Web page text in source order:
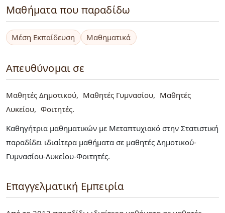
Μαθήματα που παραδίδω
Μέση Εκπαίδευση Μαθηματικά
Απευθύνομαι σε
Μαθητές Δημοτικού Μαθητές Γυμνασίου
Μαθητές
Λυκείου
Φοιτητές
Καθηγήτρια μαθηματικών με Μεταπτυχιακό στην Στατιστική
παραδίδει ιδιαίτερα μαθήματα σε μαθητές Δημοτικού-
Γυμνασίου-Λυκείου-Φοιτητές.
Επαγγελματική Εμπειρία